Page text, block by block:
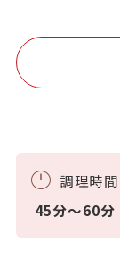
調理時間
45分～60分